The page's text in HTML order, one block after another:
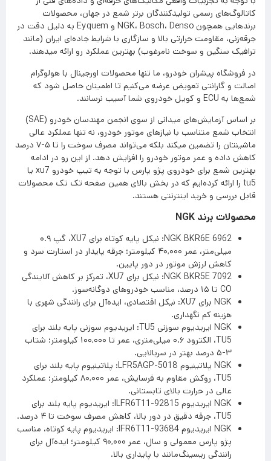
کاتالوگ‌های رسمی تولیدکنندگان برتر شمع در جهان، محصولات
برندهایی همچون NGK، Bosch، Denso و Eyquem به دلیل دقت در
جرقه‌زنی، مقاومت حرارتی بالا و سازگاری با شرایط جاده‌ای ایران (مانند
ترافیک سنگین و سوخت نامرغوب) بهترین عملکرد رو ارائه میدهند.
در فروشگاه پیشران خودرو، ما تنها محصولات اورجینال با هولوگرام
اصالت و گارانتی تعویض عرضه می‌کنیم تا اطمینان حاصل شود که
شمع‌ها به ECU و کویل خودروی شما آسیب نرسانند.
بر اساس آزمایش‌های میدانی از سوی انجمن مهندسان خودرو (SAE)
انتخاب شمع متناسب با نیازهای موتور خودرو، نه تنها عملکرد عالی
ماشینتان را تضمین میکند بلکه می‌تواند مصرف سوخت را تا ۵-۷ درصد
کاهش داده و عمر موتور خودرو را افزایش دهد. از این رو در ادامه
بهترین شمع برای خودروی پژو پارس با توجه به تیپ خودرو xu7 یا
tu5 را ارائه کرده‌ایم که در بخش بالای همین صفحه تک تک محصولات
قابل بررسی و خرید اینترنتی هستند.
محصولات برند NGK
NGK BKR6E 6962: نیکل پایه کوتاه برای XU7، گپ ۰.۹
میلی‌متر، عمر ۴۰,۰۰۰ کیلومتر؛ جرقه پایدار در استارت سرد و
کاهش لرزش موتور در دور پایین.
NGK BKR5E 7092: نیکل برای XU7، تمرکز بر کاهش آلایندگی
CO تا ۱۵ درصد، مناسب خودروهای دوگانه‌سوز.
NGK برای XU7: نیکل اقتصادی، ایده‌آل برای رانندگی شهری با
هزینه کم نگهداری.
NGK ایریدیوم سوزنی TU5: ایریدیوم سوزنی پایه بلند برای
TU5، الکترود ۰.۶ میلی‌متری، عمر تا ۱۰۰,۰۰۰ کیلومتر؛ شتاب
۳-۵ درصد بهتر در سربالایی.
NGK پلاتینیوم LFR5AGP-5018: پلاتینیوم پایه بلند برای
TU5، روکش مقاوم به فرسایش، عمر ۸۰,۰۰۰ کیلومتر؛ عملکرد
عالی در حرارت بالای تابستانی.
NGK ایریدیوم ILFR6T11-92815: ایریدیوم پایه بلند برای
TU5، جرقه دقیق در دور بالا، کاهش مصرف سوخت تا ۴ درصد.
NGK ایریدیوم IFR6T11-93684: ایریدیوم پایه کوتاه، مناسب
پژو پارس معمولی و سال، عمر ۹۰,۰۰۰ کیلومتر؛ ایده‌آل برای
رانندگی ریسینگ‌مانند با پایداری بالا.